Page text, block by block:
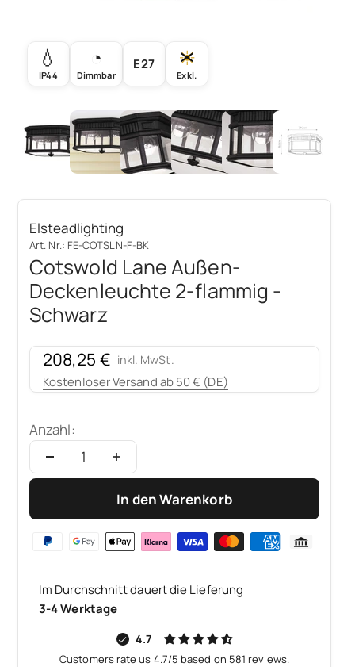
💧
IP44
◔
Dimmbar
E27 ☀
Exkl.
Elsteadlighting
Art. Nr.: FE-COTSLN-F-BK
Cotswold Lane Außen-
Deckenleuchte 2-flammig -
Schwarz
Angebot
208,25 € inkl. MwSt.
Kostenloser Versand ab 50 € (DE)
Anzahl:
In den Warenkorb
Im Durchschnitt dauert die Lieferung
3-4 Werktage
4.7
Customers rate us 4.7/5 based on 581 reviews.